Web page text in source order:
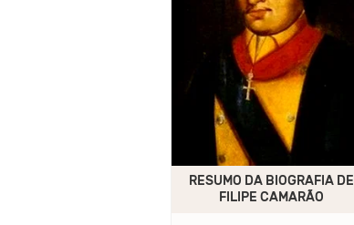
RESUMO DA BIOGRAFIA DE
FILIPE CAMARÃO